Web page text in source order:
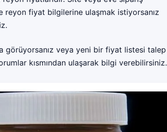
reyon fiyat bilgilerine ulaşmak istiyorsanız
görüyorsanız veya yeni bir fiyat listesi talep
kısmından ulaşarak bilgi verebilirsiniz.